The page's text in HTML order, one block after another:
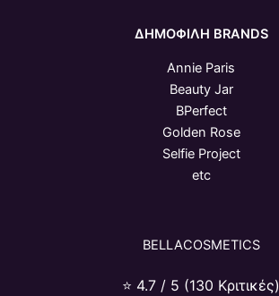
ΔΗΜΟΦΙΛΗ BRANDS
Annie Paris
Beauty Jar
BPerfect
Golden Rose
Selfie Project
etc
BELLACOSMETICS
⭐ 4.7 / 5 (130 Κριτικές)